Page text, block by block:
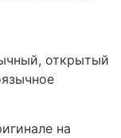
открытый
на